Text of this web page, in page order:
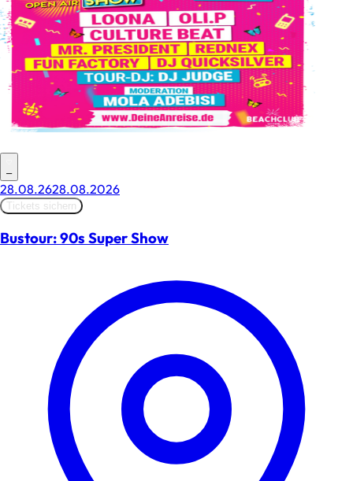
–
28.08.2628.08.2026
Tickets sichern
Bustour: 90s Super Show